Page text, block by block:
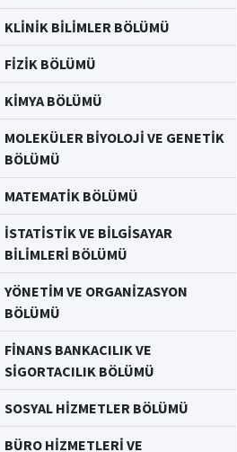
KLİNİK BİLİMLER BÖLÜMÜ
FİZİK BÖLÜMÜ
KİMYA BÖLÜMÜ
MOLEKÜLER BİYOLOJİ VE GENETİK
BÖLÜMÜ
MATEMATİK BÖLÜMÜ
İSTATİSTİK VE BİLGİSAYAR
BİLİMLERİ BÖLÜMÜ
YÖNETİM VE ORGANİZASYON
BÖLÜMÜ
FİNANS BANKACILIK VE
SİGORTACILIK BÖLÜMÜ
SOSYAL HİZMETLER BÖLÜMÜ
BÜRO HİZMETLERİ VE